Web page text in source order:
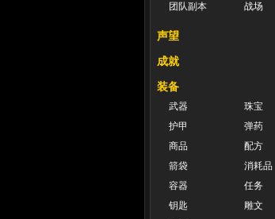
团队副本
战场
声望
成就
装备
武器
珠宝
护甲
弹药
商品
配方
箭袋
消耗品
容器
任务
钥匙
雕文